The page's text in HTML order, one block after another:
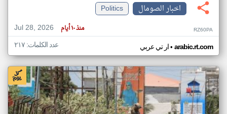
اخبار الصومال
Politics
Jul 28, 2026
منذ ١٠ أيام RZ60PA
ار تي عربي• arabic.rt.com عدد الكلمات: ٢١٧